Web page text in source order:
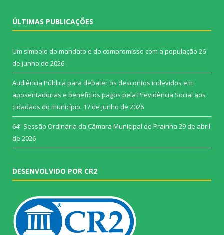
ÚLTIMAS PUBLICAÇÕES
Um símbolo do mandato e do compromisso com a população 26
de junho de 2026
Audiência Pública para debater os descontos indevidos em
aposentadorias e benefícios pagos pela Previdência Social aos
cidadãos do município. 17 de junho de 2026
64ª Sessão Ordinária da Câmara Municipal de Prainha 29 de abril
de 2026
DESENVOLVIDO POR CR2